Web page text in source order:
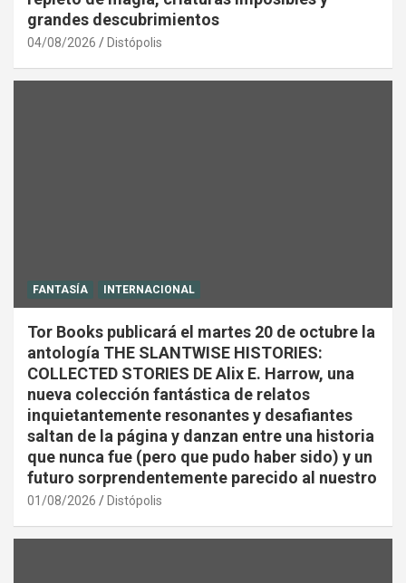
grandes descubrimientos
04/08/2026 Distópolis
FANTASÍA INTERNACIONAL
Tor Books publicará el martes 20 de octubre la
antología THE SLANTWISE HISTORIES:
COLLECTED STORIES DE Alix E. Harrow, una
nueva colección fantástica de relatos
inquietantemente resonantes y desafiantes
saltan de la página y danzan entre una historia
que nunca fue (pero que pudo haber sido) y un
futuro sorprendentemente parecido al nuestro
01/08/2026 Distópolis